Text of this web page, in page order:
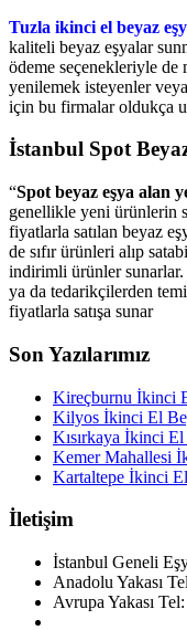
Tuzla ikinci el beyaz
kaliteli beyaz eşyalar
ödeme seçenekleriyle
yenilemek isteyenler
için bu firmalar oldukça
İstanbul Spot
“Spot beyaz eşya alan
genellikle yeni ürünlerin
fiyatlarla satılan beyaz
de sıfır ürünleri alıp
indirimli ürünler sunarlar.
ya da tedarikçilerden
fiyatlarla satışa sunar
Son Yazılarımız
Kireçburnu İkinci
Kilyos İkinci El
Kısırkaya İkinci
Kemer Mahallesi
Kartaltepe İkinci
İletişim
İstanbul Geneli
Anadolu Yakası
Avrupa Yakası